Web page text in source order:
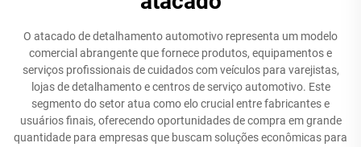
O atacado de detalhamento automotivo representa um modelo
comercial abrangente que fornece produtos, equipamentos e
serviços profissionais de cuidados com veículos para varejistas,
lojas de detalhamento e centros de serviço automotivo. Este
segmento do setor atua como elo crucial entre fabricantes e
usuários finais, oferecendo oportunidades de compra em grande
quantidade para empresas que buscam soluções econômicas para